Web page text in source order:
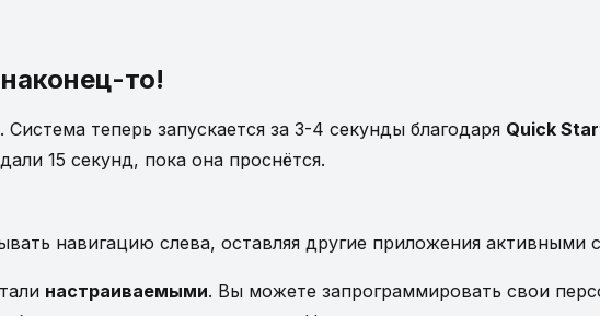
то!
теперь запускается за 3-4 секунды благодаря Quick
15 секунд, пока она проснётся.
навигацию слева, оставляя другие приложения активными
настраиваемыми. Вы можете запрограммировать свои